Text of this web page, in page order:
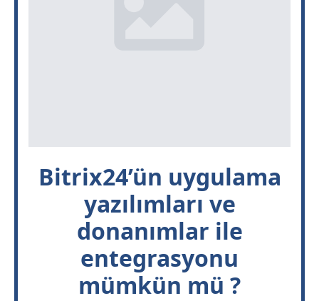
Bitrix24’ün uygulama
yazılımları ve
donanımlar ile
entegrasyonu
mümkün mü ?